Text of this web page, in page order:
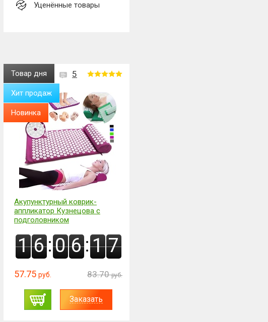
Уценённые товары
5
Товар дня
Хит продаж
Новинка
Акупунктурный коврик-
аппликатор Кузнецова с
подголовником
1 6:0 6:1 6
57.75 руб. 83.70 руб.
Заказать